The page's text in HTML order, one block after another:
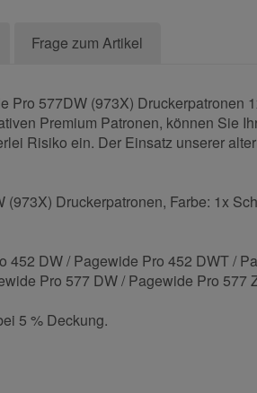
Frage zum Artikel
Pro 577DW (973X)
Premium Patronen, können Sie
Risiko ein. Der Einsatz unserer
Druckerpatronen, Farbe: 1x
452 DW / Pagewide Pro 452 DWT /
Pro 577 DW / Pagewide Pro 577
5 % Deckung.